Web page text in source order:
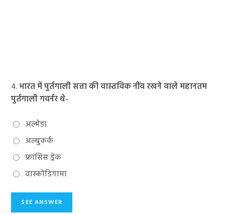
4.भारत में पुर्तगाली सत्ता की वास्तविक नींव रखने वाले महानतम
पुर्तगाली गवर्नर थे-
अल्मेडा
अल्बुकर्क
फ्रांसिस ड्रेक
वास्कोडिगामा